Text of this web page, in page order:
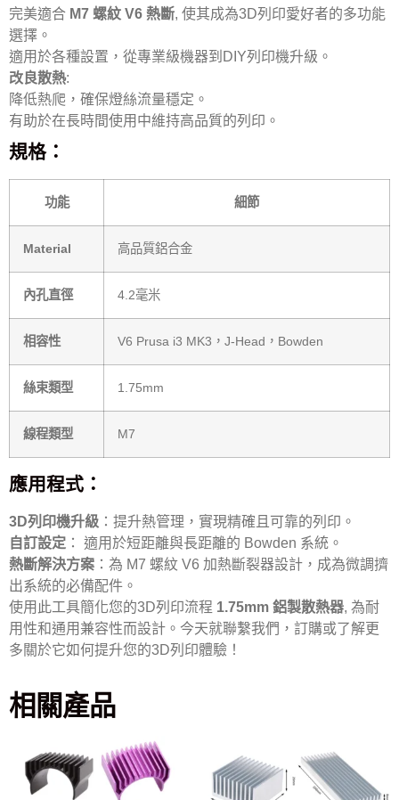
完美適合 M7 螺紋 V6 熱斷, 使其成為3D列印愛好者的多功能
選擇。
適用於各種設置，從專業級機器到DIY列印機升級。
改良散熱:
降低熱爬，確保燈絲流量穩定。
有助於在長時間使用中維持高品質的列印。
規格：
功能 細節
Material 高品質鋁合金
內孔直徑 4.2毫米
相容性 V6 Prusa i3 MK3，J-Head，Bowden
絲束類型 1.75mm
線程類型 M7
應用程式：
3D列印機升級 ：提升熱管理，實現精確且可靠的列印。
自訂設定 ： 適用於短距離與長距離的 Bowden 系統。
熱斷解決方案 ：為 M7 螺紋 V6 加熱斷裂器設計，成為微調擠
出系統的必備配件。
使用此工具簡化您的3D列印流程 1.75mm 鋁製散熱器, 為耐
用性和通用兼容性而設計。今天就聯繫我們，訂購或了解更
多關於它如何提升您的3D列印體驗！
相關產品